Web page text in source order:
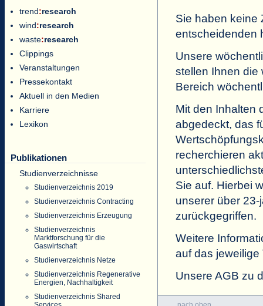
trend:research
wind:research
waste:research
Clippings
Veranstaltungen
Pressekontakt
Aktuell in den Medien
Karriere
Lexikon
Publikationen
Studienverzeichnisse
Studienverzeichnis 2019
Studienverzeichnis Contracting
Studienverzeichnis Erzeugung
Studienverzeichnis
Marktforschung für die
Gaswirtschaft
Studienverzeichnis Netze
Studienverzeichnis Regenerative
Energien, Nachhaltigkeit
Studienverzeichnis Shared
Sie haben keine
entscheidenden
Unsere
stellen Ihnen die
Bereich
Mit den Inhalten
abgedeckt, das
recherchieren
Sie auf. Hierbei
unserer über
zurückgegriffen.
Weitere
auf das
Unsere AGB zu